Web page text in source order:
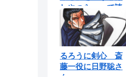
しやつら」って読
んでたわ…勘...
るろうに剣心 斎
藤一役に日野聡さ